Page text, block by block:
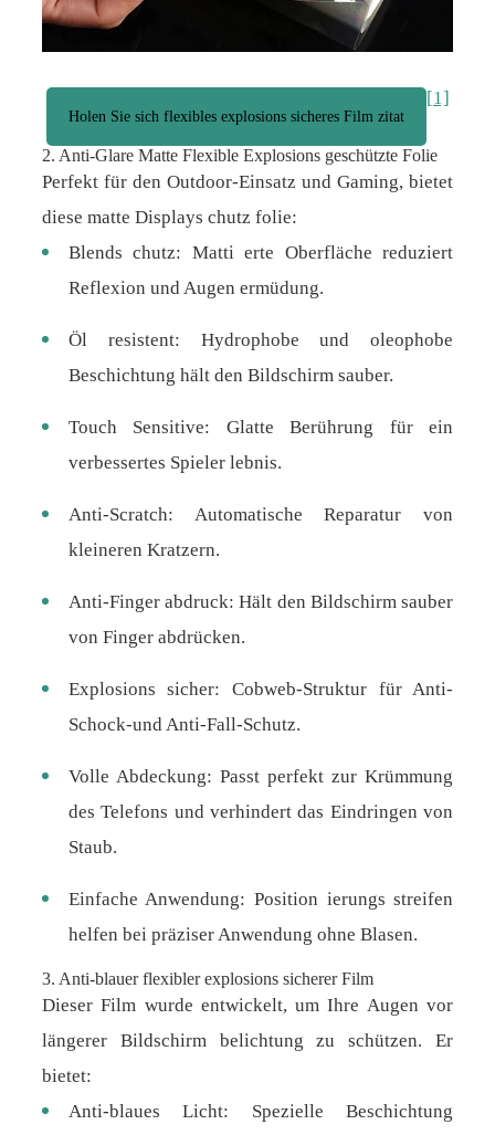
Holen Sie sich flexibles explosions sicheres Film zitat
[1]
2. Anti-Glare Matte Flexible Explosions geschützte Folie
Perfekt für den Outdoor-Einsatz und Gaming, bietet
diese matte Displays chutz folie:
Blends chutz: Matti erte Oberfläche reduziert
Reflexion und Augen ermüdung.
Öl resistent: Hydrophobe und oleophobe
Beschichtung hält den Bildschirm sauber.
Touch Sensitive: Glatte Berührung für ein
verbessertes Spieler lebnis.
Anti-Scratch: Automatische Reparatur von
kleineren Kratzern.
Anti-Finger abdruck: Hält den Bildschirm sauber
von Finger abdrücken.
Explosions sicher: Cobweb-Struktur für Anti-
Schock-und Anti-Fall-Schutz.
Volle Abdeckung: Passt perfekt zur Krümmung
des Telefons und verhindert das Eindringen von
Staub.
Einfache Anwendung: Position ierungs streifen
helfen bei präziser Anwendung ohne Blasen.
3. Anti-blauer flexibler explosions sicherer Film
Dieser Film wurde entwickelt, um Ihre Augen vor
längerer Bildschirm belichtung zu schützen. Er
bietet:
Anti-blaues Licht: Spezielle Beschichtung